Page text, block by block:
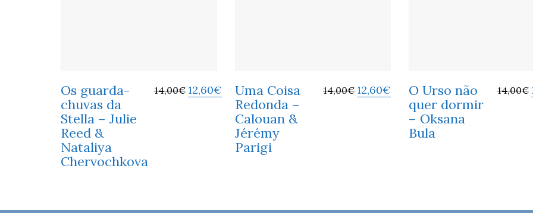
Os guarda-
chuvas da
Stella – Julie
Reed &
Nataliya
Chervochkova
14,00€ 12,60€
Uma Coisa
Redonda –
Calouan &
Jérémy
Parigi
14,00€ 12,60€
O Urso não
quer dormir
– Oksana
Bula
14,00€